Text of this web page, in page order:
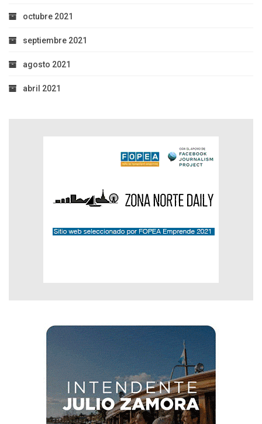
octubre 2021
septiembre 2021
agosto 2021
abril 2021